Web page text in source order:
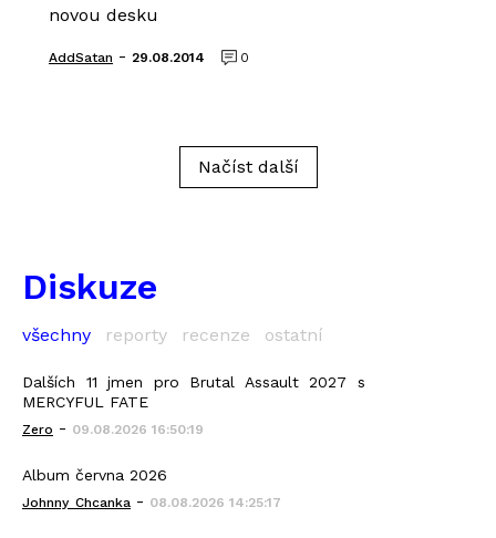
novou desku
AddSatan - 29.08.2014 0
Načíst další
Diskuze
všechny reporty recenze ostatní
Dalších 11 jmen pro Brutal Assault 2027 s
MERCYFUL FATE
Zero - 09.08.2026 16:50:19
Album června 2026
Johnny_Chcanka - 08.08.2026 14:25:17